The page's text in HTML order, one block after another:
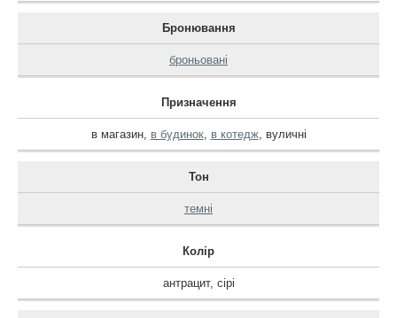
Бронювання
броньовані
Призначення
в магазин, в будинок, в котедж, вуличні
Тон
темні
Колір
антрацит, сірі